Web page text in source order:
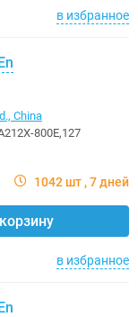
в избранное
China
800E,127
1042 шт 7 дней
в избранное